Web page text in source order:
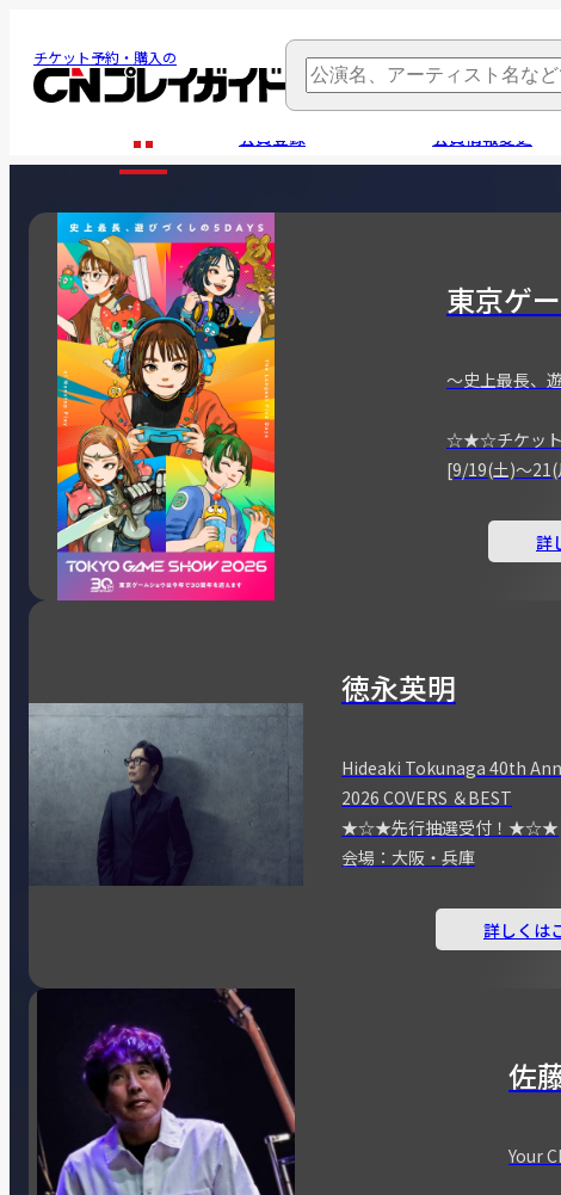
チケット予約・購入の
会員登録 会員情報変更
東京ゲ
～史上最長、
☆★☆チケッ
[9/19(土)～
詳
徳永英明
Hideaki Tokunaga 40th
2026 COVERS ＆BEST
★☆★先行抽選受付！★☆★
会場：大阪・兵庫
詳しくは
佐
Your